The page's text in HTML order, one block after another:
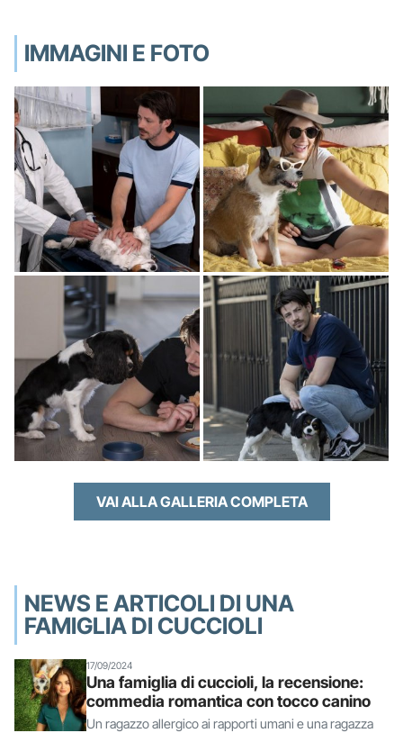
IMMAGINI E FOTO
VAI ALLA GALLERIA COMPLETA
NEWS E ARTICOLI DI UNA
FAMIGLIA DI CUCCIOLI
17/09/2024
Una famiglia di cuccioli, la recensione:
commedia romantica con tocco canino
Un ragazzo allergico ai rapporti umani e una ragazza